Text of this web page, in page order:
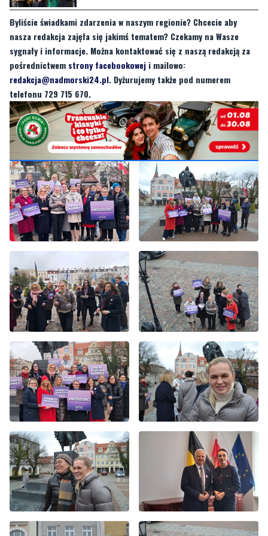
sygnały i informacje. Można kontaktować się z naszą redakcją za
pośrednictwemstrony facebookoweji mailowo:
redakcja@nadmorski24.pl. Dyżurujemy także pod numerem
telefonu 729 715 670.